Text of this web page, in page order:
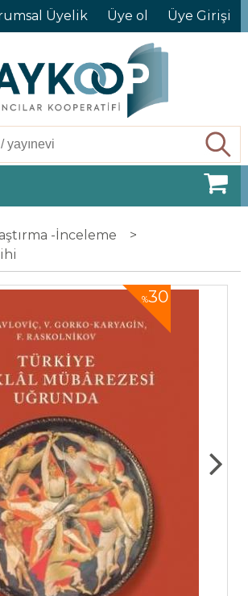
Üyelik Üye ol Üye Girişi
-İnceleme
>
%30